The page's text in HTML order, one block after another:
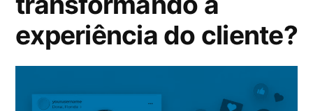
experiência do cliente?